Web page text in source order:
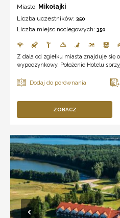
Miasto: Mikołajki
Liczba uczestników: 350
Liczba miejsc noclegowych: 350
Z dala od zgiełku miasta znajduje się
wypoczynkowy. Położenie Hotelu
ZOBACZ